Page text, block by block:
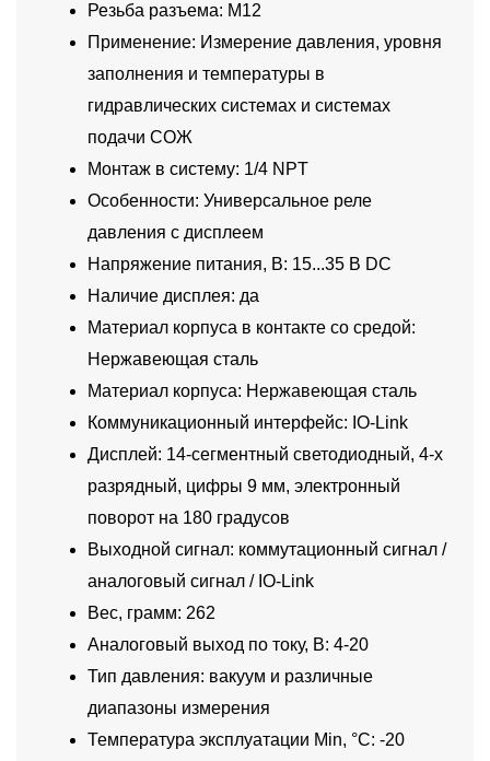
Резьба разъема: M12
Применение: Измерение давления, уровня
заполнения и температуры в
гидравлических системах и системах
подачи СОЖ
Монтаж в систему: 1/4 NPT
Особенности: Универсальное реле
давления с дисплеем
Напряжение питания, В: 15...35 В DC
Наличие дисплея: да
Материал корпуса в контакте со средой:
Нержавеющая сталь
Материал корпуса: Нержавеющая сталь
Коммуникационный интерфейс: IO-Link
Дисплей: 14-сегментный светодиодный, 4-х
разрядный, цифры 9 мм, электронный
поворот на 180 градусов
Выходной сигнал: коммутационный сигнал /
аналоговый сигнал / IO-Link
Вес, грамм: 262
Аналоговый выход по току, В: 4-20
Тип давления: вакуум и различные
диапазоны измерения
Температура эксплуатации Min, °C: -20